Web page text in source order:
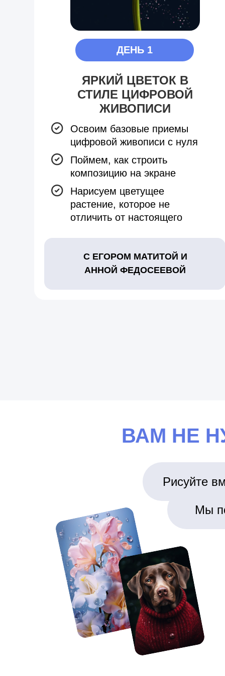
ЯРКИЙ ЦВЕТОК В
СТИЛЕ ЦИФРОВОЙ
ЖИВОПИСИ
ДЕНЬ 1
С ЕГОРОМ МАТИТОЙ И
АННОЙ ФЕДОСЕЕВОЙ
Поймем, как строить
композицию на экране
Освоим базовые приемы
цифровой живописи с нуля
Нарисуем цветущее
растение, которое не
отличить от настоящего
ВАМ НЕ
Рисуйте
Мы